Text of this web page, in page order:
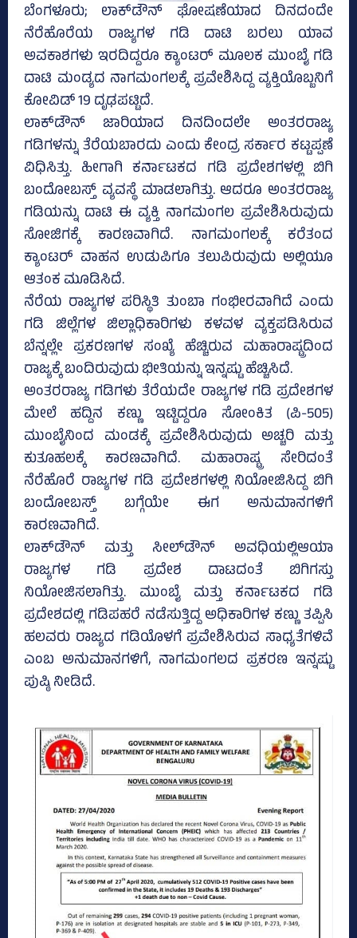
ಬೆಂಗಳೂರು; ಲಾಕ್‌ಡೌನ್‌ ಘೋಷಣೆಯಾದ ದಿನದಂದೇ
ನೆರೆಹೊರೆಯ ರಾಜ್ಯಗಳ ಗಡಿ ದಾಟಿ ಬರಲು ಯಾವ
ಅವಕಾಶಗಳು ಇರದಿದ್ದರೂ ಕ್ಯಾಂಟರ್‌ ಮೂಲಕ ಮುಂಬೈ ಗಡಿ
ದಾಟಿ ಮಂಡ್ಯದ ನಾಗಮಂಗಲಕ್ಕೆ ಪ್ರವೇಶಿಸಿದ್ದ ವ್ಯಕ್ತಿಯೊಬ್ಬನಿಗೆ
ಕೋವಿಡ್‌ 19 ದೃಢಪಟ್ಟಿದೆ.
ಲಾಕ್‌ಡೌನ್‌ ಜಾರಿಯಾದ ದಿನದಿಂದಲೇ ಅಂತರರಾಜ್ಯ
ಗಡಿಗಳನ್ನು ತೆರೆಯಬಾರದು ಎಂದು ಕೇಂದ್ರ ಸರ್ಕಾರ ಕಟ್ಟಪ್ಪಣೆ
ವಿಧಿಸಿತ್ತು. ಹೀಗಾಗಿ ಕರ್ನಾಟಕದ ಗಡಿ ಪ್ರದೇಶಗಳಲ್ಲಿ ಬಿಗಿ
ಬಂದೋಬಸ್ತ್‌ ವ್ಯವಸ್ಥೆ ಮಾಡಲಾಗಿತ್ತು. ಆದರೂ ಅಂತರರಾಜ್ಯ
ಗಡಿಯನ್ನು ದಾಟಿ ಈ ವ್ಯಕ್ತಿ ನಾಗಮಂಗಲ ಪ್ರವೇಶಿಸಿರುವುದು
ಸೋಜಿಗಕ್ಕೆ ಕಾರಣವಾಗಿದೆ. ನಾಗಮಂಗಲಕ್ಕೆ ಕರೆತಂದ
ಕ್ಯಾಂಟರ್‌ ವಾಹನ ಉಡುಪಿಗೂ ತಲುಪಿರುವುದು ಅಲ್ಲಿಯೂ
ಆತಂಕ ಮೂಡಿಸಿದೆ.
ನೆರೆಯ ರಾಜ್ಯಗಳ ಪರಿಸ್ಥಿತಿ ತುಂಬಾ ಗಂಭೀರವಾಗಿದೆ ಎಂದು
ಗಡಿ ಜಿಲ್ಲೆಗಳ ಜಿಲ್ಲಾಧಿಕಾರಿಗಳು ಕಳವಳ ವ್ಯಕ್ತಪಡಿಸಿರುವ
ಬೆನ್ನಲ್ಲೇ ಪ್ರಕರಣಗಳ ಸಂಖ್ಯೆ ಹೆಚ್ಚಿರುವ ಮಹಾರಾಷ್ಟ್ರದಿಂದ
ರಾಜ್ಯಕ್ಕೆ ಬಂದಿರುವುದು ಭೀತಿಯನ್ನು ಇನ್ನಷ್ಟು ಹೆಚ್ಚಿಸಿದೆ.
ಅಂತರರಾಜ್ಯ ಗಡಿಗಳು ತೆರೆಯದೇ ರಾಜ್ಯಗಳ ಗಡಿ ಪ್ರದೇಶಗಳ
ಮೇಲೆ ಹದ್ದಿನ ಕಣ್ಣು ಇಟ್ಟಿದ್ದರೂ ಸೋಂಕಿತ (ಪಿ-505)
ಮುಂಬೈನಿಂದ ಮಂಡಕ್ಕೆ ಪ್ರವೇಶಿಸಿರುವುದು ಅಚ್ಚರಿ ಮತ್ತು
ಕುತೂಹಲಕ್ಕೆ ಕಾರಣವಾಗಿದೆ. ಮಹಾರಾಷ್ಟ್ರ ಸೇರಿದಂತೆ
ನೆರೆಹೊರೆ ರಾಜ್ಯಗಳ ಗಡಿ ಪ್ರದೇಶಗಳಲ್ಲಿ ನಿಯೋಜಿಸಿದ್ದ ಬಿಗಿ
ಬಂದೋಬಸ್ತ್‌ ಬಗ್ಗೆಯೇ ಈಗ ಅನುಮಾನಗಳಿಗೆ
ಕಾರಣವಾಗಿದೆ.
ಲಾಕ್‌ಡೌನ್‌ ಮತ್ತು ಸೀಲ್‌ಡೌನ್‌ ಅವಧಿಯಲ್ಲಿಆಯಾ
ರಾಜ್ಯಗಳ ಗಡಿ ಪ್ರದೇಶ ದಾಟದಂತೆ ಬಿಗಿಗಸ್ತು
ನಿಯೋಜಿಸಲಾಗಿತ್ತು. ಮುಂಬೈ ಮತ್ತು ಕರ್ನಾಟಕದ ಗಡಿ
ಪ್ರದೇಶದಲ್ಲಿ ಗಡಿಪಹರೆ ನಡೆಸುತ್ತಿದ್ದ ಅಧಿಕಾರಿಗಳ ಕಣ್ಣು ತಪ್ಪಿಸಿ
ಹಲವರು ರಾಜ್ಯದ ಗಡಿಯೊಳಗೆ ಪ್ರವೇಶಿಸಿರುವ ಸಾಧ್ಯತೆಗಳಿವೆ
ಎಂಬ ಅನುಮಾನಗಳಿಗೆ, ನಾಗಮಂಗಲದ ಪ್ರಕರಣ ಇನ್ನಷ್ಟು
ಪುಷ್ಠಿ ನೀಡಿದೆ.